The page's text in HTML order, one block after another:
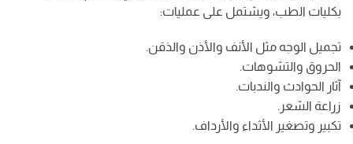
بكليات الطب، ويشتمل على عمليات:
تجميل الوجه مثل الأنف والأذن والذقن.
الحروق والتشوهات.
آثار الحوادث والندبات.
زراعة الشعر.
تكبير وتصغير الأثداء والأرداف.